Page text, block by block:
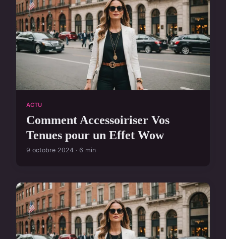
ACTU
Comment Accessoiriser Vos
Tenues pour un Effet Wow
9 octobre 2024 · 6 min